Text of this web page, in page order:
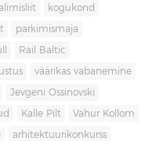
kogukond
parkimismaja
Rail Baltic
väärikas vabanemine
Jevgeni Ossinovski
Kalle Pilt Vahur Kollom
arhitektuurikonkurss